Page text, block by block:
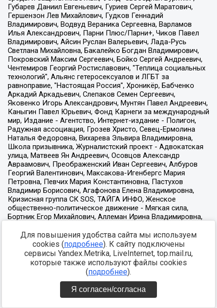
Для повышения удобства сайта мы используем
cookies (подробнее). К сайту подключены
сервисы Yandex.Metrika, LiveInternet, top.mail.ru,
которые также используют файлы cookies
(подробнее).
Я согласен/согласна